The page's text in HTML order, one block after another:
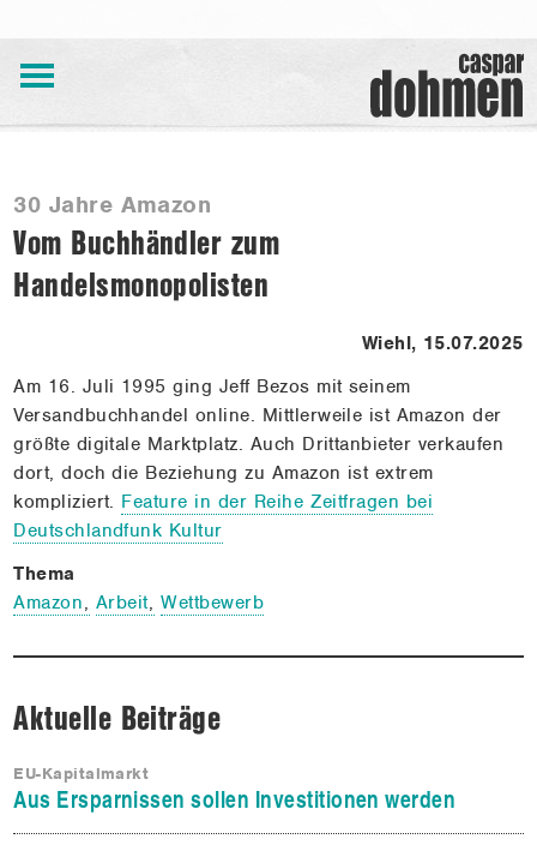
Aktuelles
Auswahl
Archiv
Veranstaltungen
Über
mich
Referenzen
Meine
Themen
30 Jahre Amazon
Vom Buchhändler zum
Handelsmonopolisten
Wiehl, 15.07.2025
Am 16. Juli 1995 ging Jeff Bezos mit seinem
Versandbuchhandel online. Mittlerweile ist Amazon der
größte digitale Marktplatz. Auch Drittanbieter verkaufen
dort, doch die Beziehung zu Amazon ist extrem
kompliziert. Feature in der Reihe Zeitfragen bei
Deutschlandfunk Kultur
Thema
Amazon Arbeit Wettbewerb
Aktuelle Beiträge
EU-Kapitalmarkt
Aus Ersparnissen sollen Investitionen werden